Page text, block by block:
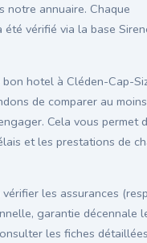
notre annuaire. Chaque
vérifié via la base
hotel à Cléden-Cap-
de comparer au
Cela vous permet
et les prestations de
vérifier les assurances
garantie décennale
les fiches